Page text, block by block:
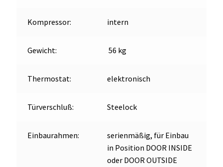
Kompressor: intern
Gewicht: 56 kg
Thermostat: elektronisch
Türverschluß: Steelock
Einbaurahmen:
serienmäßig, für Einbau
in Position DOOR INSIDE
oder DOOR OUTSIDE